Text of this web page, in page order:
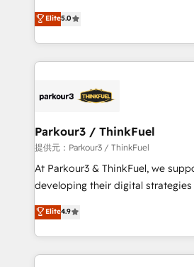
impact of your digital
detailed financial rationale with a
embark on a transformational
business up for long-term
DIGITALISIM, nous avons l'intime
réussite des entreprises passe par
le marketing digital, et la relation
pourquoi, nos experts sont à la
référencement, votre stratégie
projet HubSpot avec DIGITALISIM : 🧽 Nettoyage,
migration et intégration des bases
Développement des interfaces
métiers ⚙️ Configuration de la plateforme HubSpot
Book Process & Guidelines
Formations des utilisateurs
Elite5.0
Parkour3 / ThinkFuel
提供元：Parkour3 / ThinkFuel
At Parkour3 & ThinkFuel, we
developing their digital
technologies and automating
sales processes to generate
from Strategy to Operations. We
onboarding and implementation,
Elite4.9